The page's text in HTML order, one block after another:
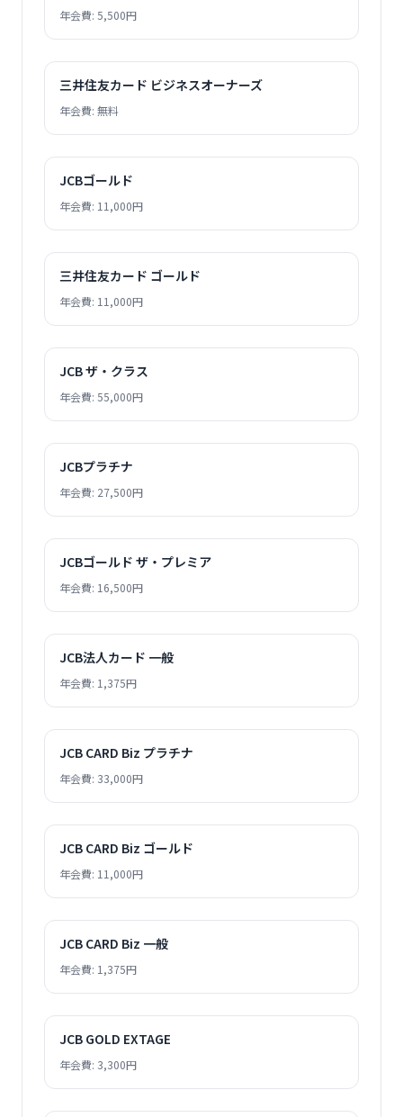
年会費: 5,500円
三井住友カード ビジネスオーナーズ
年会費: 無料
JCBゴールド
年会費: 11,000円
三井住友カード ゴールド
年会費: 11,000円
JCB ザ・クラス
年会費: 55,000円
JCBプラチナ
年会費: 27,500円
JCBゴールド ザ・プレミア
年会費: 16,500円
JCB法人カード 一般
年会費: 1,375円
JCB CARD Biz プラチナ
年会費: 33,000円
JCB CARD Biz ゴールド
年会費: 11,000円
JCB CARD Biz 一般
年会費: 1,375円
JCB GOLD EXTAGE
年会費: 3,300円